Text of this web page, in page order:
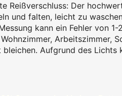
Reißverschluss: Der
und falten, leicht zu
kann ein Fehler von
Arbeitszimmer,
Aufgrund des